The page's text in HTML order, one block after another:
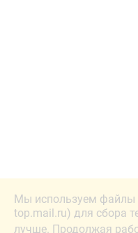
Мы используем файлы
top.mail.ru) для сбора
лучше. Продолжая